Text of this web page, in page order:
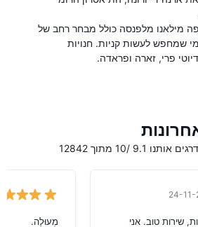
מילאנו מלפנסה כולל מבחר רחב של
שמחפש לעשות קניות. חנויות
פרי, זארה ופראדה.
9.1 /10 מתוך 12842
24-
שירות טוב. אני
מְעוּלֶה.